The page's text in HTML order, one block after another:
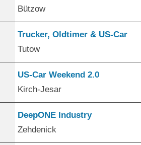
Bützow
Trucker, Oldtimer & US-Car
Tutow
US-Car Weekend 2.0
Kirch-Jesar
DeepONE Industry
Zehdenick